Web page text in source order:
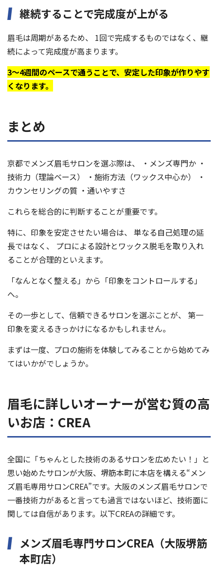
継続することで完成度が上がる
眉毛は周期があるため、 1回で完成するものではなく、継
続によって完成度が高まります。
3〜4週間のペースで通うことで、安定した印象が作りやす
くなります。
まとめ
京都でメンズ眉毛サロンを選ぶ際は、 ・メンズ専門か ・
技術力（理論ベース） ・施術方法（ワックス中心か） ・
カウンセリングの質 ・通いやすさ
これらを総合的に判断することが重要です。
特に、印象を安定させたい場合は、 単なる自己処理の延
長ではなく、 プロによる設計とワックス脱毛を取り入れ
ることが合理的といえます。
「なんとなく整える」から「印象をコントロールする」
へ。
その一歩として、信頼できるサロンを選ぶことが、 第一
印象を変えるきっかけになるかもしれません。
まずは一度、プロの施術を体験してみることから始めてみ
てはいかがでしょうか。
眉毛に詳しいオーナーが営む質の高
いお店：CREA
全国に「ちゃんとした技術のあるサロンを広めたい！」と
思い始めたサロンが大阪、堺筋本町に本店を構える“メン
ズ眉毛専用サロンCREA”です。大阪のメンズ眉毛サロンで
一番技術力があると言っても過言ではないほど、技術面に
関しては自信があります。以下CREAの詳細です。
メンズ眉毛専門サロンCREA（大阪堺筋
本町店）